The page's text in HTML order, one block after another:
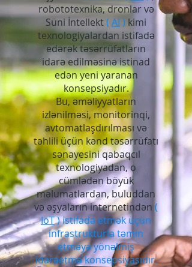
robototexnika, dronlar və
Süni İntellekt( AI ) kimi
texnologiyalardan istifadə
edərək təsərrüfatların
idarə edilməsinə istinad
edən yeni yaranan
konsepsiyadır.
Bu, əməliyyatların
izlənilməsi, monitorinqi,
avtomatlaşdırılması və
təhlili üçün kənd təsərrüfatı
sənayesini qabaqcıl
texnologiyadan, o
cümlədən böyük
məlumatlardan, buluddan
və əşyaların internetindən (
IoT) istifadə etmək üçün
infrastrukturla təmin
etməyə yönəlmiş
idarəetmə konsepsiyasıdır.